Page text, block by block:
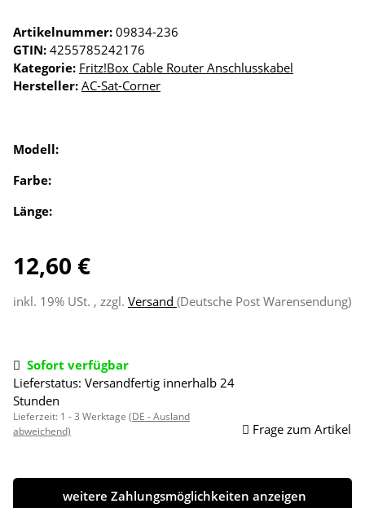
Artikelnummer: 09834-236
GTIN: 4255785242176
Kategorie: Fritz!Box Cable Router Anschlusskabel
Hersteller: AC-Sat-Corner
Modell:
Farbe:
Länge:
12,60 €
inkl. 19% USt. , zzgl. Versand (Deutsche Post Warensendung)
Sofort verfügbar
Lieferstatus: Versandfertig innerhalb 24
Stunden
Lieferzeit: 1 - 3 Werktage (DE - Ausland
abweichend)
Frage zum Artikel
weitere Zahlungsmöglichkeiten anzeigen